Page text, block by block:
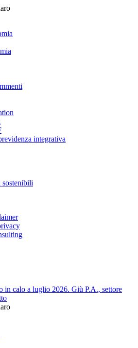
integrativa
sostenibili
in calo a luglio 2026. Giù P.A., settore